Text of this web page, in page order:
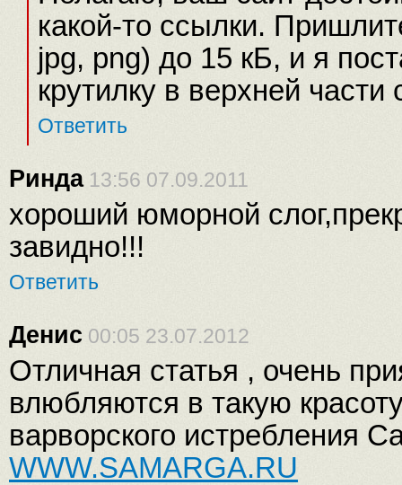
какой-то ссылки.
jpg, png) до 15 кБ, и я
крутилку в верхней части
Ответить
Ринда 13:56 07.09.2011
хороший юморной
завидно!!!
Ответить
Денис 00:05 23.07.2012
Отличная статья , очень
влюбляются в такую
варворского истребления
WWW.SAMARGA.RU